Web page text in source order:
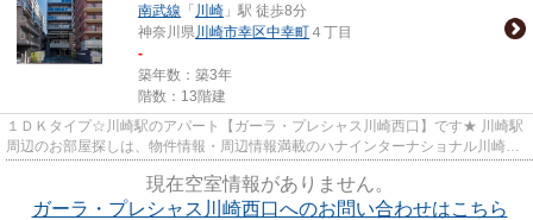
南武線 「 川崎 」駅 徒歩8分
神奈川県川崎市幸区中幸町 ４丁目
-
築年数：築3年
階数：13階建
１ＤＫタイプ☆川崎駅のアパート【ガーラ・プレシャス川崎西口】です★ 川崎駅
周辺のお部屋探しは、物件情報・周辺情報満載のハナインターナショナル川崎駅
現在空室情報がありません。
ガーラ・プレシャス川崎西口へのお問い合わせはこちら